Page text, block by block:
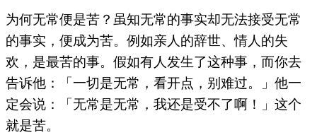
为何无常便是苦？虽知无常的事实却无法接受无常
的事实，便成为苦。例如亲人的辞世、情人的失
欢，是最苦的事。假如有人发生了这种事，而你去
告诉他：「一切是无常，看开点，别难过。」他一
定会说：「无常是无常，我还是受不了啊！」这个
就是苦。